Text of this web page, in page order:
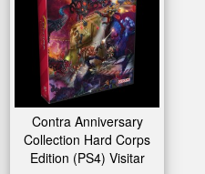
Contra Anniversary
Collection Hard Corps
Edition (PS4) Visitar